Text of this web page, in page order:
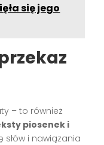
się jego
– to również
piosenek i
słów i nawiązania